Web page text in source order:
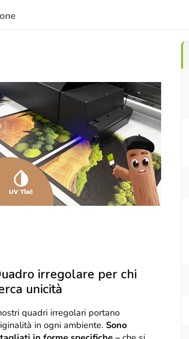
irregolare per chi
unicità
quadri irregolari portano
in ogni ambiente. Sono